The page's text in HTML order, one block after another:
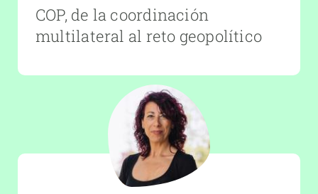
COP, de la coordinación
multilateral al reto geopolítico